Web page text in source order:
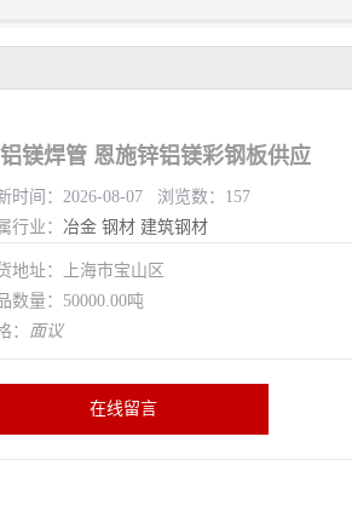
镁焊管 恩施锌铝镁彩钢板供应
时间：2026-08-07 浏览数：157
行业： 冶金 钢材 建筑钢材
地址：上海市宝山区
数量：50000.00吨
： 面议
在线留言